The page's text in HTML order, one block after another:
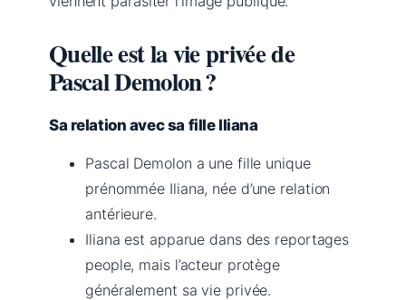
Quelle est la vie privée de
Pascal Demolon ?
Sa relation avec sa fille Iliana
Pascal Demolon a une fille unique
prénommée Iliana, née d’une relation
antérieure.
Iliana est apparue dans des reportages
people, mais l’acteur protège
généralement sa vie privée.